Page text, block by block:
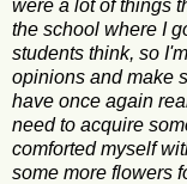
were a lot of things
the school where I
students think, so
opinions and make
have once again
need to acquire
comforted myself
some more flowers